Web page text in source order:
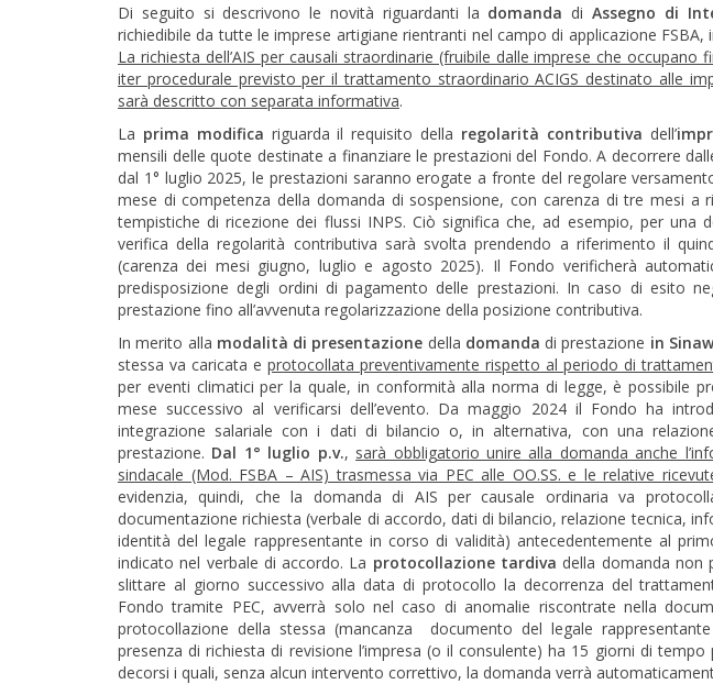
Di seguito si descrivono le novità riguardanti la domanda di Assegno di
richiedibile da tutte le imprese artigiane rientranti nel campo di applicazione
La richiesta dell’AIS per causali straordinarie (fruibile dalle imprese che
iter procedurale previsto per il trattamento straordinario ACIGS destinato alle
sarà descritto con separata informativa.
La prima modifica riguarda il requisito della regolarità contributiva dell’
mensili delle quote destinate a finanziare le prestazioni del Fondo. A decorrere
dal 1° luglio 2025, le prestazioni saranno erogate a fronte del regolare
mese di competenza della domanda di sospensione, con carenza di tre mesi
tempistiche di ricezione dei flussi INPS. Ciò significa che, ad esempio, per una
verifica della regolarità contributiva sarà svolta prendendo a riferimento il
(carenza dei mesi giugno, luglio e agosto 2025). Il Fondo verificherà
predisposizione degli ordini di pagamento delle prestazioni. In caso di esito
prestazione fino all’avvenuta regolarizzazione della posizione contributiva.
In merito alla modalità di presentazione della domanda di prestazione in
stessa va caricata eprotocollata preventivamente rispetto al periodo di
per eventi climatici per la quale, in conformità alla norma di legge, è possibile
mese successivo al verificarsi dell’evento. Da maggio 2024 il Fondo ha
integrazione salariale con i dati di bilancio o, in alternativa, con una
prestazione. Dal 1° luglio p.v., sarà obbligatorio unire alla domanda anche
sindacale (Mod. FSBA – AIS) trasmessa via PEC alle OO.SS. e le relative
evidenzia, quindi, che la domanda di AIS per causale ordinaria va
documentazione richiesta (verbale di accordo, dati di bilancio, relazione tecnica,
identità del legale rappresentante in corso di validità) antecedentemente al
indicato nel verbale di accordo. La protocollazione tardiva della domanda non
slittare al giorno successivo alla data di protocollo la decorrenza del
Fondo tramite PEC, avverrà solo nel caso di anomalie riscontrate nella
protocollazione della stessa (mancanza documento del legale
presenza di richiesta di revisione l’impresa (o il consulente) ha 15 giorni di
decorsi i quali, senza alcun intervento correttivo, la domanda verrà